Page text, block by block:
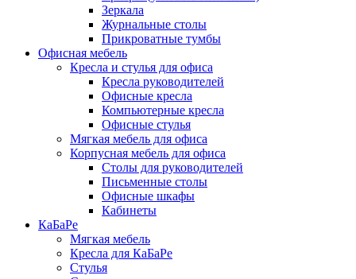
Зеркала
Журнальные столы
Прикроватные тумбы
Офисная мебель
Кресла и стулья для офиса
Кресла руководителей
Офисные кресла
Компьютерные кресла
Офисные стулья
Мягкая мебель для офиса
Корпусная мебель для офиса
Столы для руководителей
Письменные столы
Офисные шкафы
Кабинеты
КаБаРе
Мягкая мебель
Кресла для КаБаРе
Стулья